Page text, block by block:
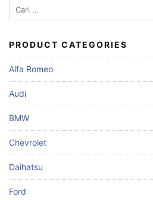
Cari
untuk:
PRODUCT CATEGORIES
Alfa Romeo
Audi
BMW
Chevrolet
Daihatsu
Ford